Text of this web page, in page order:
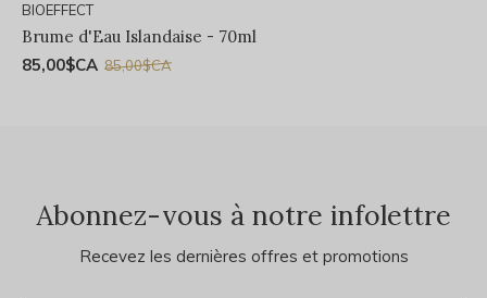
BIOEFFECT
Brume d'Eau Islandaise - 70ml
85,00$CA 85,00$CA
Abonnez-vous à notre infolettre
Recevez les dernières offres et promotions